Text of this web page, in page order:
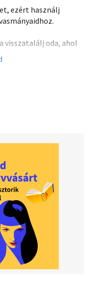
ezért használj
visszatalálj oda, ahol